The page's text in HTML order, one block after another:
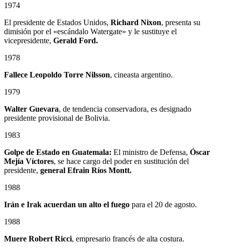
1974
El presidente de Estados Unidos, Richard Nixon, presenta su
dimisión por el «escándalo Watergate» y le sustituye el
vicepresidente, Gerald Ford.
1978
Fallece Leopoldo Torre Nilsson, cineasta argentino.
1979
Walter Guevara, de tendencia conservadora, es designado
presidente provisional de Bolivia.
1983
Golpe de Estado en Guatemala: El ministro de Defensa, Óscar
Mejía Víctores, se hace cargo del poder en sustitución del
presidente, general Efrain Ríos Montt.
1988
Irán e Irak acuerdan un alto el fuego para el 20 de agosto.
1988
Muere Robert Ricci, empresario francés de alta costura.